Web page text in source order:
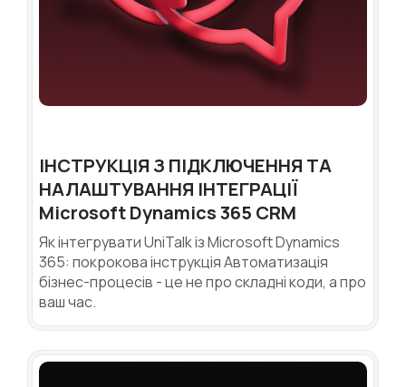
ІНСТРУКЦІЯ З ПІДКЛЮЧЕННЯ ТА
НАЛАШТУВАННЯ ІНТЕГРАЦІЇ
Microsoft Dynamics 365 CRM
Як інтегрувати UniTalk із Microsoft Dynamics
365: покрокова інструкція Автоматизація
бізнес-процесів - це не про складні коди, а про
ваш час.